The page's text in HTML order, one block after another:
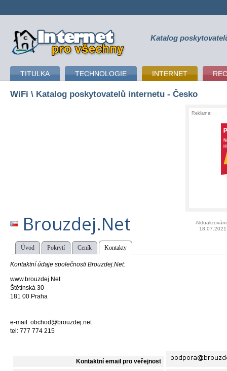
připojení k internetu Katalog
TITULKA TECHNOLOGIE INTERNET
WiFi \ Katalog poskytovatelů internetu - Česko
Reklama:
Brouzdej.Net
18.07.2021
Úvod Pokrytí Ceník Kontakty
Kontaktní údaje společnosti Brouzdej.Net:
www.brouzdej.Net
Štětínská 30
181 00 Praha
e-mail: obchod@brouzdej.net
tel: 777 774 215
Kontaktní email pro veřejnost